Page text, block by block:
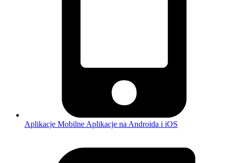
Aplikacje Mobilne Aplikacje na Androida i iOS